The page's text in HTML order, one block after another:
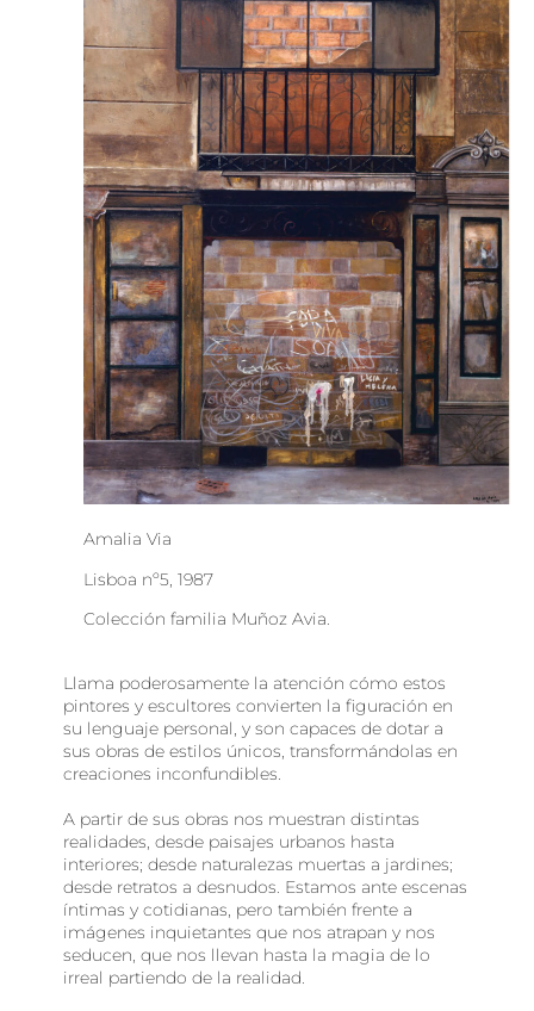
Amalia Via
Lisboa nº5, 1987
Colección familia Muñoz Avia.
Llama poderosamente la atención cómo estos
pintores y escultores convierten la figuración en
su lenguaje personal, y son capaces de dotar a
sus obras de estilos únicos, transformándolas en
creaciones inconfundibles.
A partir de sus obras nos muestran distintas
realidades, desde paisajes urbanos hasta
interiores; desde naturalezas muertas a jardines;
desde retratos a desnudos. Estamos ante escenas
íntimas y cotidianas, pero también frente a
imágenes inquietantes que nos atrapan y nos
seducen, que nos llevan hasta la magia de lo
irreal partiendo de la realidad.